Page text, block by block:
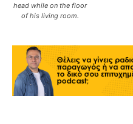
head while on the floor
of his living room.